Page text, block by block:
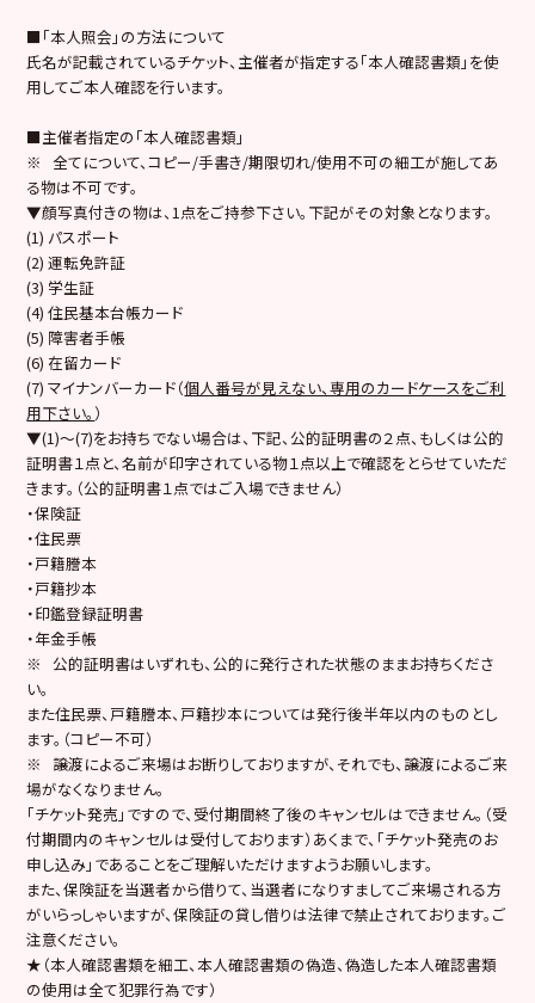
■「本人照会」の方法について
氏名が記載されているチケット、主催者が指定する「本人確認書類」を使
用してご本人確認を行います。
■主催者指定の「本人確認書類」
※ 全てについて、コピー/手書き/期限切れ/使用不可の細工が施してあ
る物は不可です。
▼顔写真付きの物は、1点をご持参下さい。下記がその対象となります。
(1) パスポート
(2) 運転免許証
(3) 学生証
(4) 住民基本台帳カード
(5) 障害者手帳
(6) 在留カード
(7) マイナンバーカード（個人番号が見えない、専用のカードケースをご利
用下さい。 ）
▼(1)～(7)をお持ちでない場合は、下記、公的証明書の２点、もしくは公的
証明書１点と、名前が印字されている物１点以上で確認をとらせていただ
きます。（公的証明書１点ではご入場できません）
・保険証
・住民票
・戸籍謄本
・戸籍抄本
・印鑑登録証明書
・年金手帳
※ 公的証明書はいずれも、公的に発行された状態のままお持ちくださ
い。
また住民票、戸籍謄本、戸籍抄本については発行後半年以内のものとし
ます。（コピー不可）
※ 譲渡によるご来場はお断りしておりますが、それでも、譲渡によるご来
場がなくなりません。
「チケット発売」ですので、受付期間終了後のキャンセルはできません。（受
付期間内のキャンセルは受付しております）あくまで、「チケット発売のお
申し込み」であることをご理解いただけますようお願いします。
また、保険証を当選者から借りて、当選者になりすましてご来場される方
がいらっしゃいますが、保険証の貸し借りは法律で禁止されております。ご
注意ください。
★（本人確認書類を細工、本人確認書類の偽造、偽造した本人確認書類
の使用は全て犯罪行為です）